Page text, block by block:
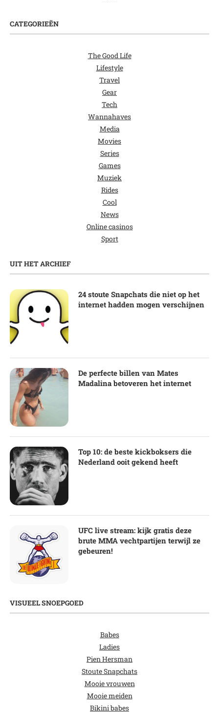
CATEGORIEËN
The Good Life
Lifestyle
Travel
Gear
Tech
Wannahaves
Media
Movies
Series
Games
Muziek
Rides
Cool
News
Online casinos
Sport
UIT HET ARCHIEF
24 stoute Snapchats die niet op het
internet hadden mogen verschijnen
De perfecte billen van Mates
Madalina betoveren het internet
Top 10: de beste kickboksers die
Nederland ooit gekend heeft
UFC live stream: kijk gratis deze
brute MMA vechtpartijen terwijl ze
gebeuren!
VISUEEL SNOEPGOED
Babes
Ladies
Pien Hersman
Stoute Snapchats
Mooie vrouwen
Mooie meiden
Bikini babes